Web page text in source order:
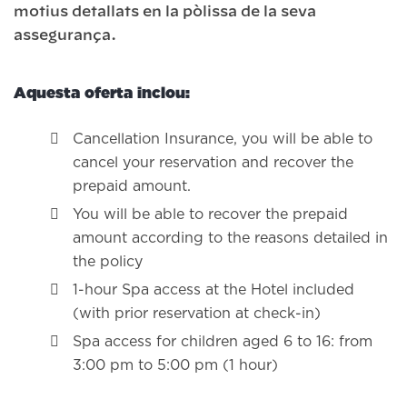
motius detallats en la pòlissa de la seva
assegurança.
Aquesta oferta inclou:
Cancellation Insurance, you will be able to
cancel your reservation and recover the
prepaid amount.
You will be able to recover the prepaid
amount according to the reasons detailed in
the policy
1-hour Spa access at the Hotel included
(with prior reservation at check-in)
Spa access for children aged 6 to 16: from
3:00 pm to 5:00 pm (1 hour)